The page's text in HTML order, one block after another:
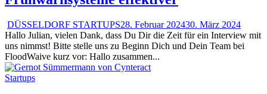
DÜSSELDORF STARTUPS28. Februar 202430. März 2024
Hallo Julian, vielen Dank, dass Du Dir die Zeit für ein Interview mit
uns nimmst! Bitte stelle uns zu Beginn Dich und Dein Team bei
FloodWaive kurz vor: Hallo zusammen...
Startups